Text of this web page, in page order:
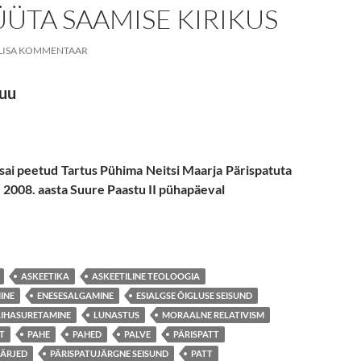
SAAMISE KIRIKUS
KOMMENTAAR
peetud Tartus Pühima Neitsi Maarja Pärispatuta
aastaSuure Paastu II pühapäeval
PAASTU REKOLLEKTSIOONI ÕPETUS TARTUS PÜHA
ASKEETIKA
ASKEETILINE TEOLOOGIA
ENESESALGAMINE
ESIALGSE ÕIGLUSE SEISUND
LUNASTUS
MORAALNE RELATIVISM
PAHE PAHED PALVE
PÄRISPATT
PÄRISPATUJÄRGNE SEISUND
PATT